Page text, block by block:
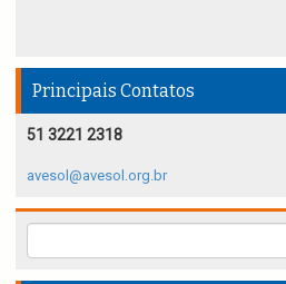
Principais Contatos
51 3221 2318
avesol@avesol.org.br